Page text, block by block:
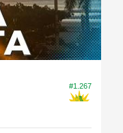
#1.267